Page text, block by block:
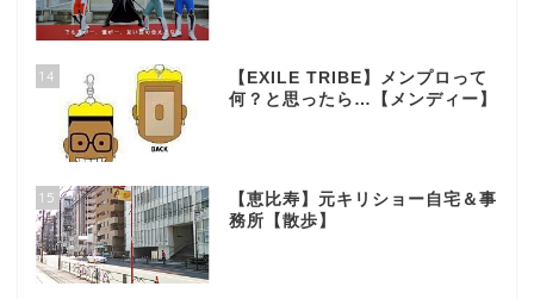
14
【EXILE TRIBE】メンプロって
何？と思ったら…【メンディー】
15
【恵比寿】元キリショー自宅＆事
務所【散歩】